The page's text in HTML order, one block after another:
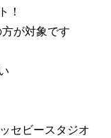
！
が対象です
セビースタジオ